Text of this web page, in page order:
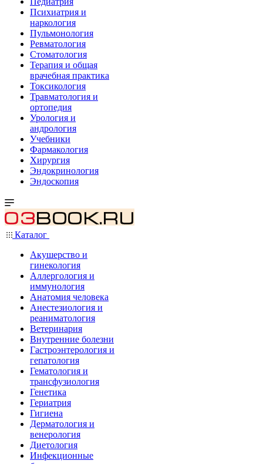
Психиатрия и
наркология
Пульмонология
Ревматология
Стоматология
Терапия и общая
врачебная практика
Токсикология
Травматология и
ортопедия
Урология и
андрология
Учебники
Фармакология
Хирургия
Эндокринология
Эндоскопия
Каталог
Акушерство и
гинекология
Аллергология и
иммунология
Анатомия человека
Анестезиология и
реаниматология
Ветеринария
Внутренние болезни
Гастроэнтерология и
гепатология
Гематология и
трансфузиология
Генетика
Гериатрия
Гигиена
Дерматология и
венерология
Диетология
Инфекционные